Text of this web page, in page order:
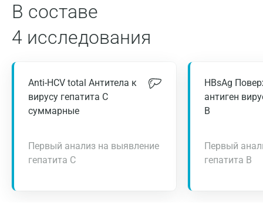
В составе
4 исследования
Anti-HCV total Антитела к
вирусу гепатита С
суммарные
Первый анализ на выявление
гепатита С
HBsAg
антиген
В
Первый
гепатита В